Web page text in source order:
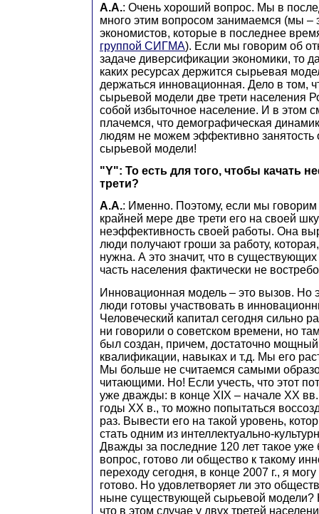
А.А.: Очень хороший вопрос. Мы в
много этим вопросом занимаемся (мы –
экономистов, которые в последнее
группой СИГМА). Если мы говорим об
задаче диверсификации экономики, то
каких ресурсах держится сырьевая
держаться инновационная. Дело в том,
сырьевой модели две трети населения
собой избыточное население. И в этом
плачемся, что демографическая
людям не можем эффективно занятость
сырьевой модели!
"Y": То есть для того, чтобы качать
трети?
А.А.: Именно. Поэтому, если мы
крайней мере две трети его на своей
неэффективность своей работы. Она
люди получают гроши за работу,
нужна. А это значит, что в
часть населения фактически не
Инновационная модель – это вызов. Но
люди готовы участвовать в
Человеческий капитал сегодня сильно
ни говорили о советском времени, но
был создан, причем, достаточно
квалификации, навыках и т.д. Мы его
Мы больше не считаемся самыми
читающими. Но! Если учесть, что этот
уже дважды: в конце XIX – начале XX вв.
годы XX в., то можно попытаться
раз. Вывести его на такой уровень,
стать одним из интеллектуально-
Дважды за последние 120 лет такое
вопрос, готово ли общество к такому
переходу сегодня, в конце 2007 г., я могу
готово. Но удовлетворяет ли это
ныне существующей сырьевой
что в этом случае у двух третей